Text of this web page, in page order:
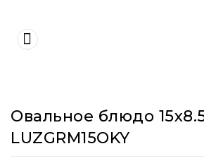
Овальное блюдо
LUZGRM15OKY